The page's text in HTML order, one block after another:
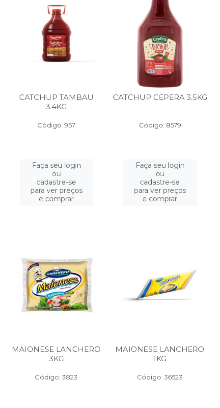
CATCHUP TAMBAU
3.4KG
Código: 957
Faça seu login
ou
cadastre-se
para ver preços
e comprar
CATCHUP CEPERA 3.5KG
Código: 8579
Faça seu login
ou
cadastre-se
para ver preços
e comprar
MAIONESE LANCHERO
3KG
Código: 3823
MAIONESE LANCHERO
1KG
Código: 36523